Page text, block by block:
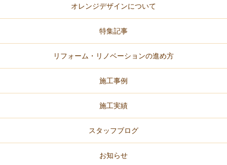
オレンジデザインについて
特集記事
リフォーム・リノベーションの進め方
施工事例
施工実績
スタッフブログ
お知らせ